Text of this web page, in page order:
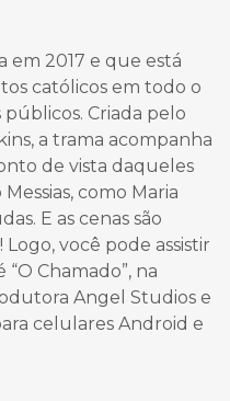
em 2017 e que está
católicos em todo o
Criada pelo
a trama acompanha
de vista daqueles
como Maria
E as cenas são
você pode assistir
Chamado”, na
Angel Studios e
celulares Android e